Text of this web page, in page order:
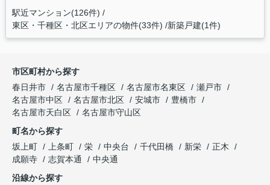
駅近マンション(126件)
東区・千種区・北区エリアの物件(33件) 新築戸建(1件)
市区町村から探す
春日井市
名古屋市千種区 名古屋市名東区
瀬戸市
名古屋市中区
名古屋市北区 安城市
豊橋市
名古屋市天白区
名古屋市守山区
町名から探す
坂上町
上条町 栄 中央台 千代田橋 新栄
正木
成願寺
志賀本通
中央通
沿線から探す